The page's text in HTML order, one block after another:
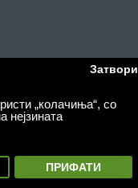
„колачиња“, со
нејзината
Затвори
ПРИФАТИ